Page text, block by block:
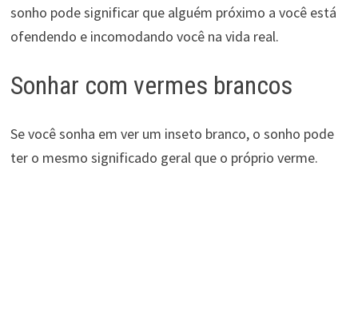
sonho pode significar que alguém próximo a você está
ofendendo e incomodando você na vida real.
Sonhar com vermes brancos
Se você sonha em ver um inseto branco, o sonho pode
ter o mesmo significado geral que o próprio verme.